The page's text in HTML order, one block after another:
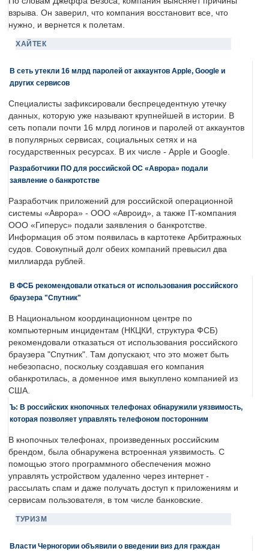
взрыва. Он заверил, что компания восстановит все, что
нужно, и вернется к полетам.
ХАЙТЕК
В сеть утекли 16 млрд паролей от аккаунтов Apple, Google и
других сервисов
Специалисты зафиксировали беспрецедентную утечку
данных, которую уже называют крупнейшей в истории. В
сеть попали почти 16 млрд логинов и паролей от аккаунтов
в популярных сервисах, социальных сетях и на
государственных ресурсах. В их числе - Apple и Google.
Разработчики ПО для российской ОС «Аврора» подали
заявление о банкротстве
Разработчик приложений для российской операционной
системы «Аврора» - ООО «Авроид», а также IT-компания
ООО «Гиперус» подали заявления о банкротстве.
Информация об этом появилась в картотеке Арбитражных
судов. Совокупный долг обеих компаний превысил два
миллиарда рублей.
В ФСБ рекомендовали откаться от использования российского
браузера "Спутник"
В Национальном координационном центре по
компьютерным инцидентам (НКЦКИ, структура ФСБ)
рекомендовали отказаться от использования российского
браузера "Спутник". Там допускают, что это может быть
небезопасно, поскольку создавшая его компания
обанкротилась, а доменное имя выкуплено компанией из
США.
Ъ: В российских кнопочных телефонах обнаружили уязвимость,
которая позволяет управлять телефоном посторонним
В кнопочных телефонах, произведенных российским
брендом, была обнаружена встроенная уязвимость. С
помощью этого программного обеспечения можно
управлять устройством удаленно через интернет -
рассылать спам и даже получать доступ к приложениям и
сервисам пользователя, в том числе банковские.
ТУРИЗМ
Власти Черногории объявили о введении виз для граждан